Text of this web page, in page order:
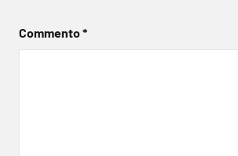
Commento*